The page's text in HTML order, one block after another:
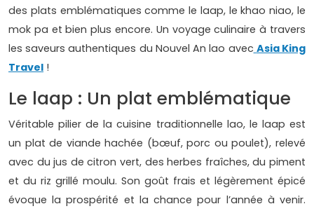
des plats emblématiques comme le laap, le khao niao, le
mok pa et bien plus encore. Un voyage culinaire à travers
les saveurs authentiques du Nouvel An lao avec Asia King
Travel !
Le laap : Un plat emblématique
Véritable pilier de la cuisine traditionnelle lao, le laap est
un plat de viande hachée (bœuf, porc ou poulet), relevé
avec du jus de citron vert, des herbes fraîches, du piment
et du riz grillé moulu. Son goût frais et légèrement épicé
évoque la prospérité et la chance pour l’année à venir.